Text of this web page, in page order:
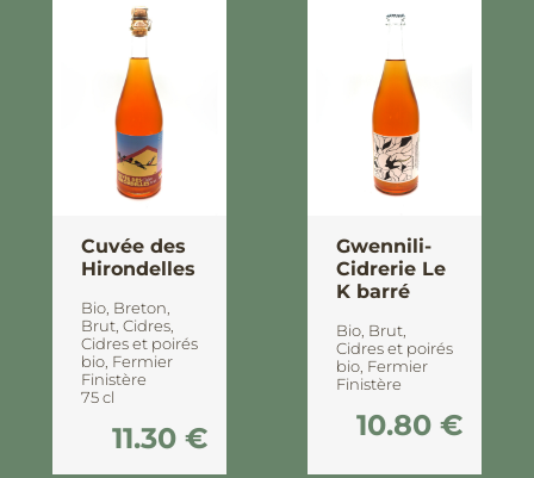
Cuvée des
Hirondelles
Bio, Breton,
Brut, Cidres,
Cidres et poirés
bio, Fermier
Finistère
75 cl
11.30 €
Gwennili-
Cidrerie Le
K barré
Bio, Brut,
Cidres et poirés
bio, Fermier
Finistère
10.80 €